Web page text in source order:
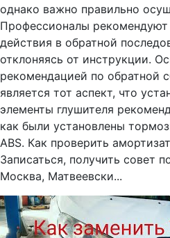
однако важно правильно
Профессионалы рекомендуют
действия в обратной
отклоняясь от инструкции.
рекомендацией по обратной
является тот аспект, что
элементы глушителя
как были установлены
ABS. Как проверить
Записаться, получить совет
Москва, Матвеевски...